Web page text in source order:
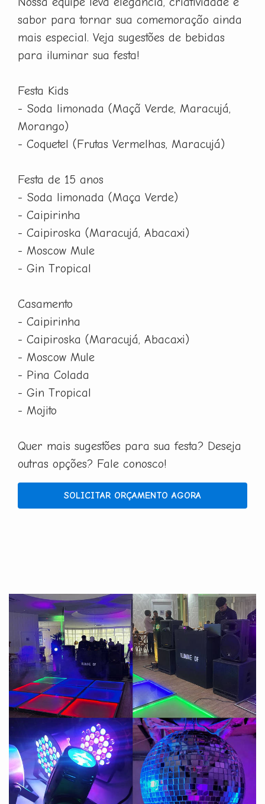
sabor para tornar sua comemoração ainda
mais especial. Veja sugestões de bebidas
para iluminar sua festa!
Festa Kids
- Soda limonada (Maçã Verde, Maracujá,
Morango)
- Coquetel (Frutas Vermelhas, Maracujá)
Festa de 15 anos
- Soda limonada (Maça Verde)
- Caipirinha
- Caipiroska (Maracujá, Abacaxi)
- Moscow Mule
- Gin Tropical
Casamento
- Caipirinha
- Caipiroska (Maracujá, Abacaxi)
- Moscow Mule
- Pina Colada
- Gin Tropical
- Mojito
Quer mais sugestões para sua festa? Deseja
outras opções? Fale conosco!
SOLICITAR ORÇAMENTO AGORA